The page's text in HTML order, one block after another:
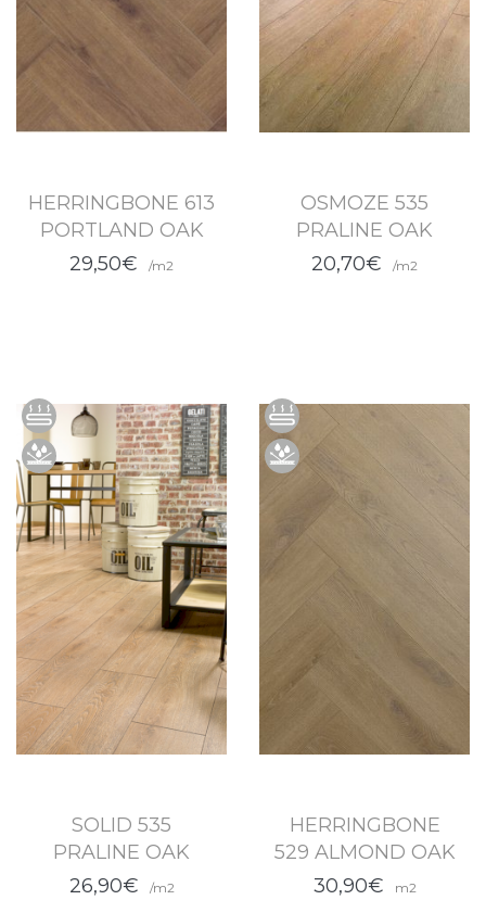
HERRINGBONE 613
PORTLAND OAK
29,50€
/m2
OSMOZE 535
PRALINE OAK
20,70€
/m2
SOLID 535
PRALINE OAK
26,90€
/m2
HERRINGBONE
529 ALMOND OAK
30,90€
m2